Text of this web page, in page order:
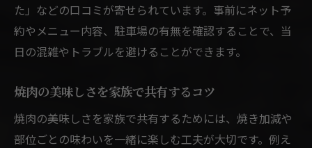
た」などの口コミが寄せられています。事前にネット予
約やメニュー内容、駐車場の有無を確認することで、当
日の混雑やトラブルを避けることができます。
焼肉の美味しさを家族で共有するコツ
焼肉の美味しさを家族で共有するためには、焼き加減や
部位ごとの味わいを一緒に楽しむ工夫が大切です。例え